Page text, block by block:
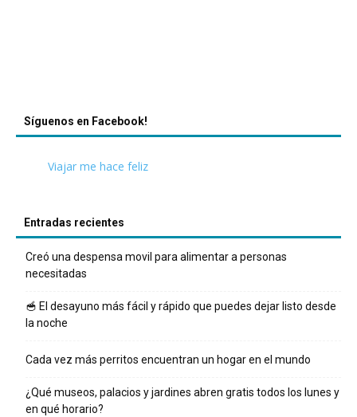
Síguenos en Facebook!
Viajar me hace feliz
Entradas recientes
Creó una despensa movil para alimentar a personas
necesitadas
🥣 El desayuno más fácil y rápido que puedes dejar listo desde
la noche
Cada vez más perritos encuentran un hogar en el mundo
¿Qué museos, palacios y jardines abren gratis todos los lunes y
en qué horario?